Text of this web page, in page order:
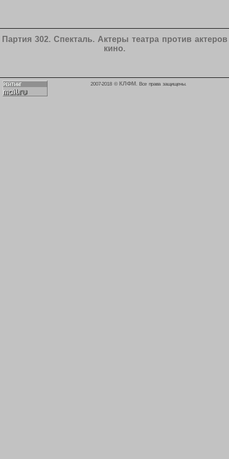
Партия 302. Спекталь. Актеры театра против актеров
кино.
2007-2018 © КЛФМ . Все права защищены.